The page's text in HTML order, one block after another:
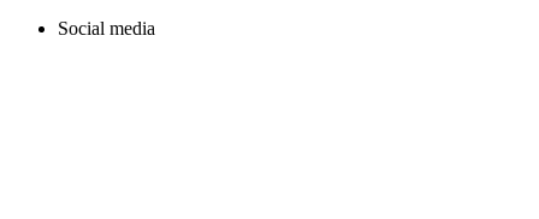
Social media